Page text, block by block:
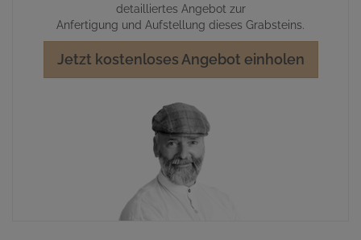
detailliertes Angebot zur
Anfertigung und Aufstellung dieses Grabsteins.
Jetzt kostenloses Angebot einholen